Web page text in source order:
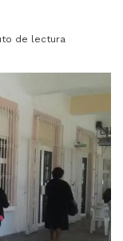
de lectura